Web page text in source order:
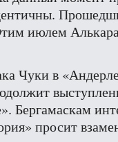
июлем
Чуки в
Бергамаскам
просит